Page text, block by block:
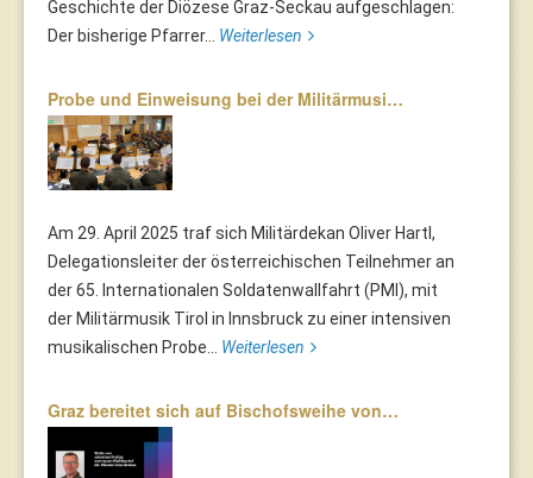
Geschichte der Diözese Graz-Seckau aufgeschlagen:
Der bisherige Pfarrer... Weiterlesen
Probe und Einweisung bei der Militärmusi…
Am 29. April 2025 traf sich Militärdekan Oliver Hartl,
Delegationsleiter der österreichischen Teilnehmer an
der 65. Internationalen Soldatenwallfahrt (PMI), mit
der Militärmusik Tirol in Innsbruck zu einer intensiven
musikalischen Probe... Weiterlesen
Graz bereitet sich auf Bischofsweihe von…